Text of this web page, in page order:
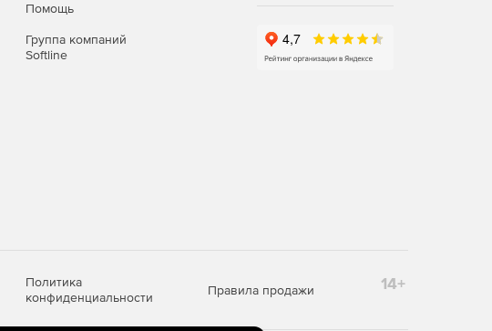
Помощь
Группа компаний
Softline
Политика
конфиденциальности
Правила продажи 14+